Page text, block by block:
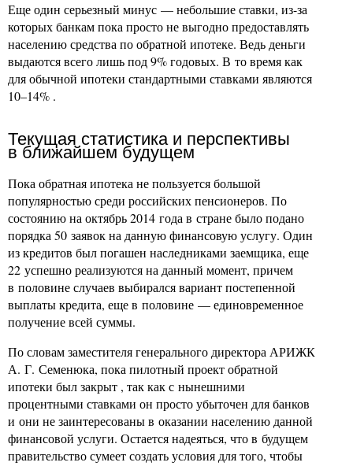
Еще один серьезный минус — небольшие ставки, из-за
которых банкам пока просто не выгодно предоставлять
населению средства по обратной ипотеке. Ведь деньги
выдаются всего лишь под 9% годовых. В то время как
для обычной ипотеки стандартными ставками являются
10–14% .
Текущая статистика и перспективы
в ближайшем будущем
Пока обратная ипотека не пользуется большой
популярностью среди российских пенсионеров. По
состоянию на октябрь 2014 года в стране было подано
порядка 50 заявок на данную финансовую услугу. Один
из кредитов был погашен наследниками заемщика, еще
22 успешно реализуются на данный момент, причем
в половине случаев выбирался вариант постепенной
выплаты кредита, еще в половине — единовременное
получение всей суммы.
По словам заместителя генерального директора АРИЖК
А. Г. Семенюка, пока пилотный проект обратной
ипотеки был закрыт , так как с нынешними
процентными ставками он просто убыточен для банков
и они не заинтересованы в оказании населению данной
финансовой услуги. Остается надеяться, что в будущем
правительство сумеет создать условия для того, чтобы